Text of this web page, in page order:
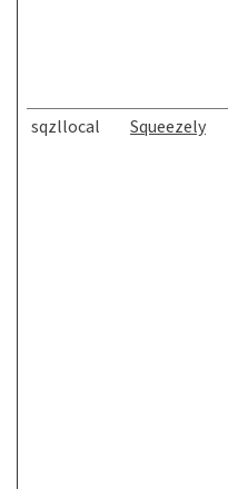
sqzllocal Squeezely